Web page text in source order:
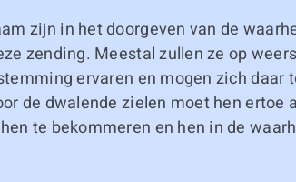
zijn in het doorgeven van de
zending. Meestal zullen ze op
ervaren en mogen zich daar
de dwalende zielen moet hen ertoe
te bekommeren en hen in de